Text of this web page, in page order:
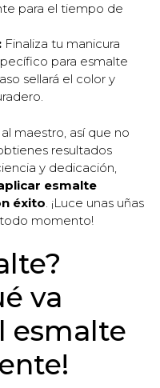
para el tiempo de
Finaliza tu manicura
para esmalte
sellará el color y
maestro, así que no
resultados
y dedicación,
esmalte
éxito . ¡Luce unas uñas
momento!
va
esmalte